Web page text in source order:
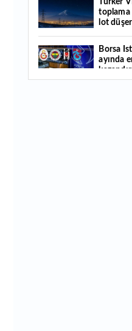
yapmak istediğini
16:04 Boğaz’ın kıtaları birleştiren ruhu Memorial
16:01 Hafta sonu hava
Türker
toplama
lot
Borsa
ayında